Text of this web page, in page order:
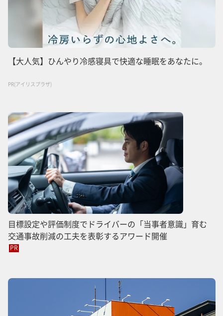
【大人気】ひんやり冷感寝具で快適な睡眠をあなたに。
PR(アイリスプラザ)
目標設定や評価制度でドライバーの「当事者意識」育む
交通事故削減の工夫を表彰するアワード開催
PR